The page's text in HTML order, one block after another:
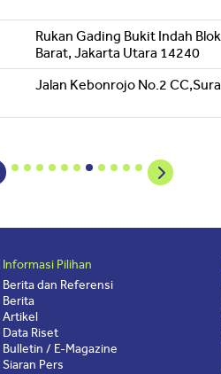
Rukan Gading Bukit Indah
Barat, Jakarta Utara 14240
Jalan Kebonrojo No.2
Informasi Pilihan
Berita dan Referensi
Berita
Artikel
Data Riset
Bulletin / E-Magazine
Siaran Pers